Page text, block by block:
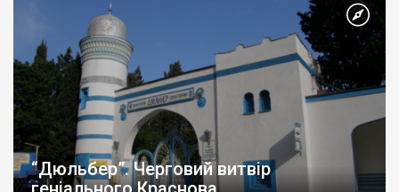
“Дюльбер”. Черговий витвір